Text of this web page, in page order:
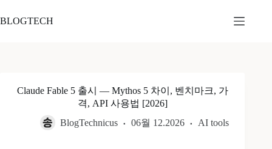
문
BLOGTECH
Claude Fable 5 출시 — Mythos 5 차이, 벤치마크, 가
격, API 사용법 [2026]
BlogTechnicus
06월 12.2026 AI tools